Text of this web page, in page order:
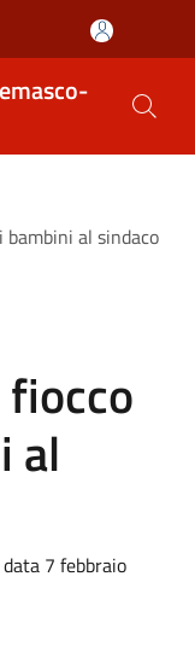
al sindaco
al
7 febbraio